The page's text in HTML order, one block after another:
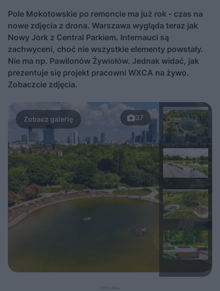
Pole Mokotowskie po remoncie ma już rok - czas na
nowe zdjęcia z drona. Warszawa wygląda teraz jak
Nowy Jork z Central Parkiem. Internauci są
zachwyceni, choć nie wszystkie elementy powstały.
Nie ma np. Pawilonów Żywiołów. Jednak widać, jak
prezentuje się projekt pracowni WXCA na żywo.
Zobaczcie zdjęcia.
37